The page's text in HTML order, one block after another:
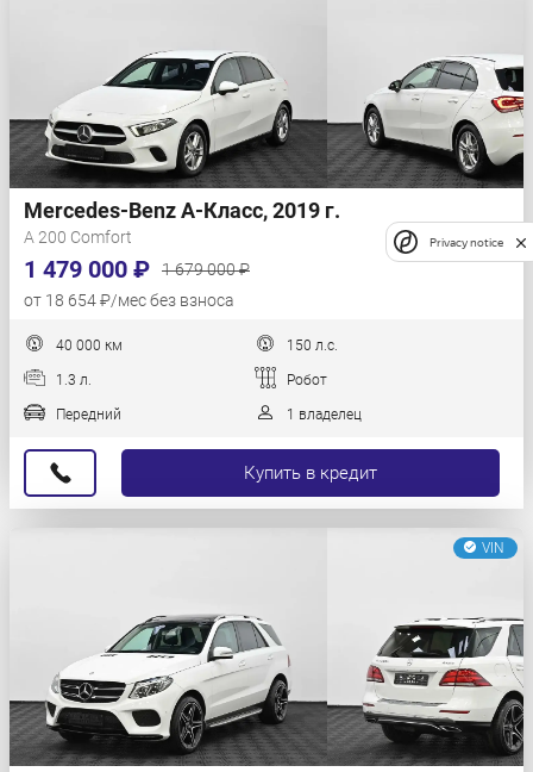
Mercedes-Benz A-Класс, 2019 г.
A 200 Comfort
1 479 000 ₽
1 679 000 ₽
от 18 654 ₽/мес без взноса
40 000 км 150 л.с.
1.3 л. Робот
Передний 1 владелец
Купить в кредит
VIN
Privacy notice